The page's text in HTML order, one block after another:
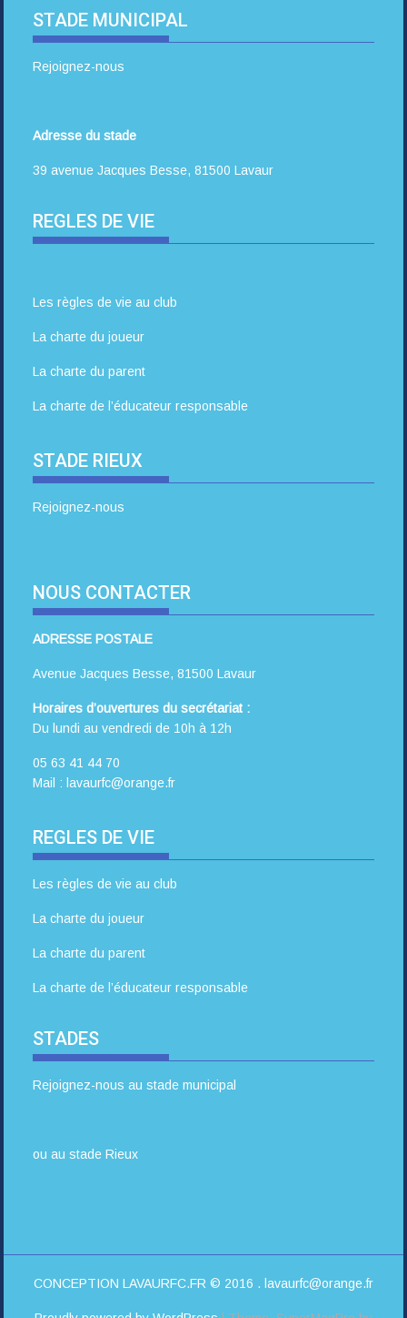
STADE MUNICIPAL
Rejoignez-nous
Adresse du stade
39 avenue Jacques Besse, 81500 Lavaur
REGLES DE VIE
Les règles de vie au club
La charte du joueur
La charte du parent
La charte de l’éducateur responsable
STADE RIEUX
Rejoignez-nous
NOUS CONTACTER
ADRESSE POSTALE
Avenue Jacques Besse, 81500 Lavaur
Horaires d’ouvertures du secrétariat :
Du lundi au vendredi de 10h à 12h
05 63 41 44 70
Mail : lavaurfc@orange.fr
REGLES DE VIE
Les règles de vie au club
La charte du joueur
La charte du parent
La charte de l’éducateur responsable
STADES
Rejoignez-nous au stade municipal
ou au stade Rieux
CONCEPTION LAVAURFC.FR © 2016 . lavaurfc@orange.fr